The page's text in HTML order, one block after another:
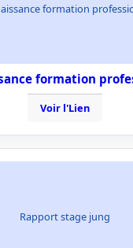
formation
formation
Voir l'Lien
Rapport stage jung